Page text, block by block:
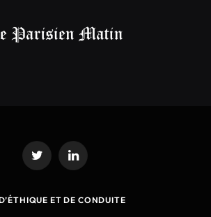
Twitter LinkedIn
ET DE CONDUITE